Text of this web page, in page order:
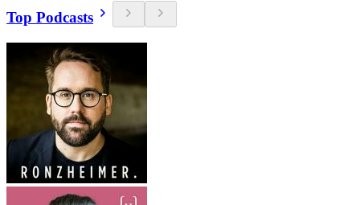
Top Podcasts